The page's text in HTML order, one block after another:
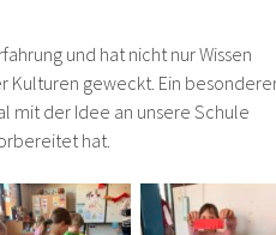
und hat nicht nur Wissen
Kulturen geweckt. Ein
mit der Idee an unsere Schule
hat.